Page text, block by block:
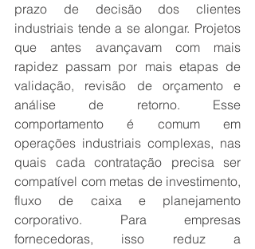
prazo de decisão dos clientes
industriais tende a se alongar. Projetos
que antes avançavam com mais
rapidez passam por mais etapas de
validação, revisão de orçamento e
análise de retorno. Esse
comportamento é comum em
operações industriais complexas, nas
quais cada contratação precisa ser
compatível com metas de investimento,
fluxo de caixa e planejamento
corporativo. Para empresas
fornecedoras, isso reduz a